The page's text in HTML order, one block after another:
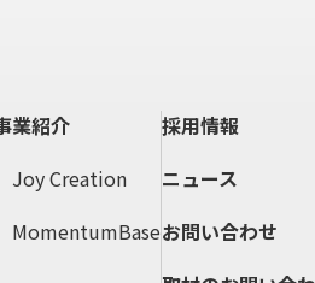
る苦情及び相談
談等に対して、受付窓口として
やかに対応を行います。
業紹介
Joy Creation
MomentumBase
採用情報
ニュース
お問い合わせ